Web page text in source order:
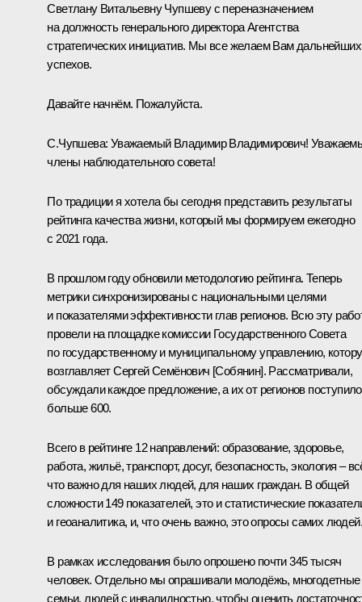
Светлану Витальевну Чупшеву с переназначением
на должность генерального директора Агентства
стратегических инициатив. Мы все желаем Вам дальнейших
успехов.
Давайте начнём. Пожалуйста.
С.Чупшева: Уважаемый Владимир Владимирович!
члены наблюдательного совета!
По традиции я хотела бы сегодня представить результаты
рейтинга качества жизни, который мы формируем ежегодно
с 2021 года.
В прошлом году обновили методологию рейтинга. Теперь
метрики синхронизированы с национальными целями
и показателями эффективности глав регионов. Всю эту
провели на площадке комиссии Государственного Совета
по государственному и муниципальному управлению,
возглавляет Сергей Семёнович [Собянин]. Рассматривали,
обсуждали каждое предложение, а их от регионов поступило
больше 600.
Всего в рейтинге 12 направлений: образование, здоровье,
работа, жильё, транспорт, досуг, безопасность, экология –
что важно для наших людей, для наших граждан. В общей
сложности 149 показателей, это и статистические
и геоаналитика, и, что очень важно, это опросы самих людей.
В рамках исследования было опрошено почти 345 тысяч
человек. Отдельно мы опрашивали молодёжь, многодетные
семьи, людей с инвалидностью, чтобы оценить